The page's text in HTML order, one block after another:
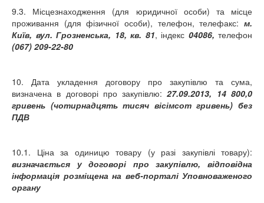
9.3. Місцезнаходження (для юридичної особи) та місце
проживання (для фізичної особи), телефон, телефакс: м.
Київ, вул. Грозненська, 18, кв. 81, індекс 04086, телефон
(067) 209-22-80
10. Дата укладення договору про закупівлю та сума,
визначена в договорі про закупівлю:27.09.2013, 14 800,0
гривень (чотирнадцять тисяч вісімсот гривень) без
ПДВ
10.1. Ціна за одиницю товару (у разі закупівлі товару):
визначається у договорі про закупівлю, відповідна
інформація розміщена на веб-порталі Уповноваженого
органу